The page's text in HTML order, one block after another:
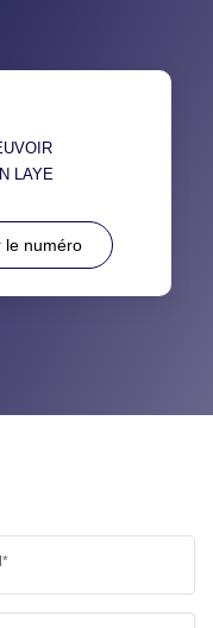
LAYE
le numéro